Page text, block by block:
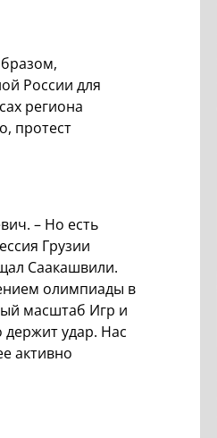
России для
региона
протест
– Но есть
Грузии
Саакашвили.
олимпиады в
масштаб Игр и
держит удар. Нас
активно